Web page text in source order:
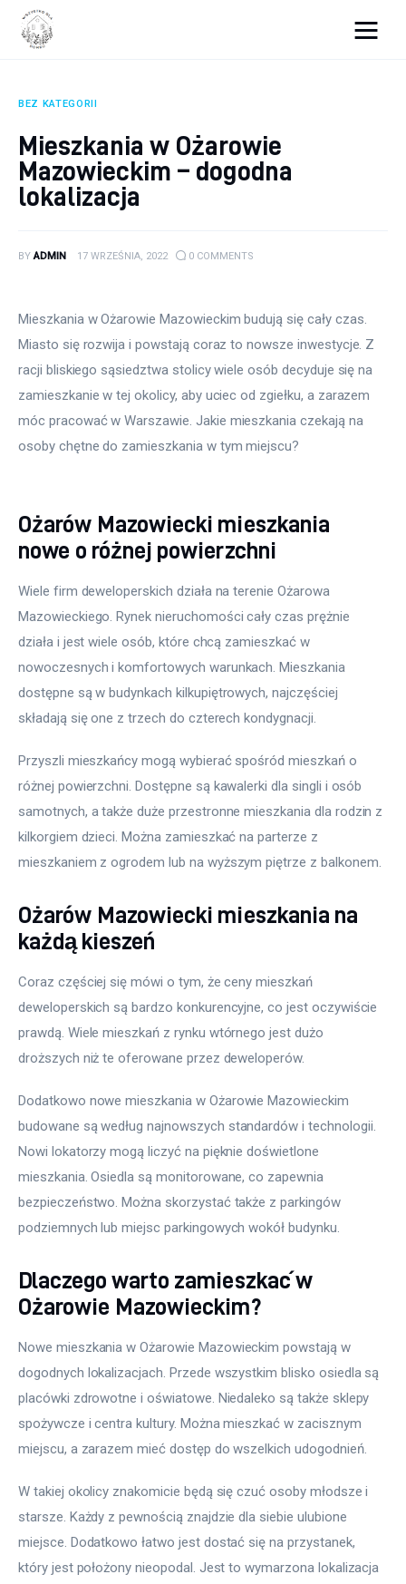
Remont
Porady budowlane
Ogród
BEZ KATEGORII
Mieszkania w Ożarowie
Mazowieckim – dogodna
lokalizacja
BY ADMIN 17 WRZEŚNIA, 2022 0 COMMENTS
Mieszkania w Ożarowie Mazowieckim budują się cały czas.
Miasto się rozwija i powstają coraz to nowsze inwestycje. Z
racji bliskiego sąsiedztwa stolicy wiele osób decyduje się na
zamieszkanie w tej okolicy, aby uciec od zgiełku, a zarazem
móc pracować w Warszawie. Jakie mieszkania czekają na
osoby chętne do zamieszkania w tym miejscu?
Ożarów Mazowiecki mieszkania
nowe o różnej powierzchni
Wiele firm deweloperskich działa na terenie Ożarowa
Mazowieckiego. Rynek nieruchomości cały czas prężnie
działa i jest wiele osób, które chcą zamieszkać w
nowoczesnych i komfortowych warunkach. Mieszkania
dostępne są w budynkach kilkupiętrowych, najczęściej
składają się one z trzech do czterech kondygnacji.
Przyszli mieszkańcy mogą wybierać spośród mieszkań o
różnej powierzchni. Dostępne są kawalerki dla singli i osób
samotnych, a także duże przestronne mieszkania dla rodzin z
kilkorgiem dzieci. Można zamieszkać na parterze z
mieszkaniem z ogrodem lub na wyższym piętrze z balkonem.
Ożarów Mazowiecki mieszkania na
każdą kieszeń
Coraz częściej się mówi o tym, że ceny mieszkań
deweloperskich są bardzo konkurencyjne, co jest oczywiście
prawdą. Wiele mieszkań z rynku wtórnego jest dużo
droższych niż te oferowane przez deweloperów.
Dodatkowo nowe mieszkania w Ożarowie Mazowieckim
budowane są według najnowszych standardów i technologii.
Nowi lokatorzy mogą liczyć na pięknie doświetlone
mieszkania. Osiedla są monitorowane, co zapewnia
bezpieczeństwo. Można skorzystać także z parkingów
podziemnych lub miejsc parkingowych wokół budynku.
Dlaczego warto zamieszkać w
Ożarowie Mazowieckim?
Nowe mieszkania w Ożarowie Mazowieckim powstają w
dogodnych lokalizacjach. Przede wszystkim blisko osiedla są
placówki zdrowotne i oświatowe. Niedaleko są także sklepy
spożywcze i centra kultury. Można mieszkać w zacisznym
miejscu, a zarazem mieć dostęp do wszelkich udogodnień.
W takiej okolicy znakomicie będą się czuć osoby młodsze i
starsze. Każdy z pewnością znajdzie dla siebie ulubione
miejsce. Dodatkowo łatwo jest dostać się na przystanek,
który jest położony nieopodal. Jest to wymarzona lokalizacja